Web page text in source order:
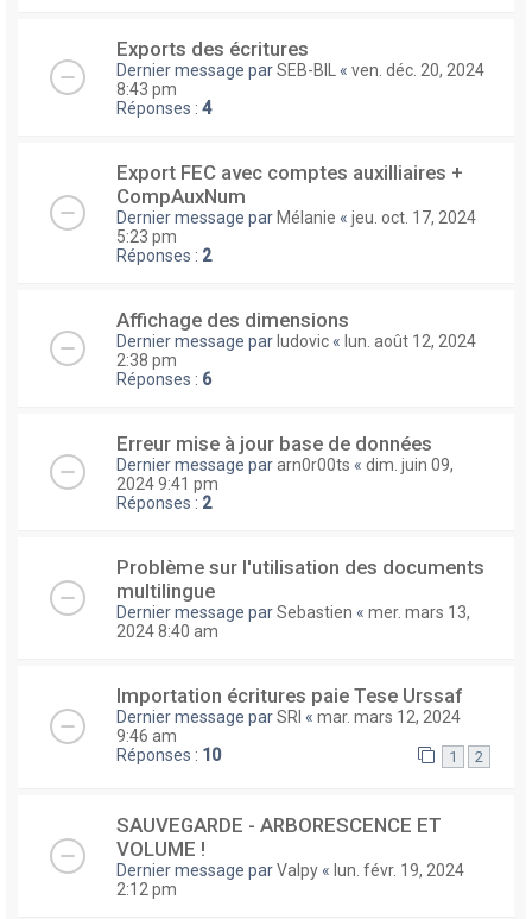
Exports des écritures
Dernier message parSEB-BIL « ven. déc. 20, 2024
8:43 pm
Réponses : 4
Export FEC avec comptes auxilliaires +
CompAuxNum
Dernier message par Mélanie « jeu. oct. 17, 2024
5:23 pm
Réponses : 2
Affichage des dimensions
Dernier message par ludovic « lun. août 12, 2024
2:38 pm
Réponses : 6
Erreur mise à jour base de données
Dernier message pararn0r00ts « dim. juin 09,
2024 9:41 pm
Réponses : 2
Problème sur l'utilisation des documents
multilingue
Dernier message parSebastien « mer. mars 13,
2024 8:40 am
Importation écritures paie Tese Urssaf
Dernier message parSRI « mar. mars 12, 2024
9:46 am
Réponses : 10 1 2
SAUVEGARDE - ARBORESCENCE ET
VOLUME !
Dernier message parValpy « lun. févr. 19, 2024
2:12 pm